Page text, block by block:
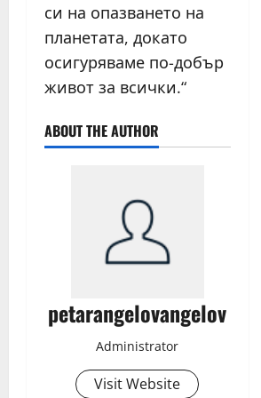
си на опазването на
планетата, докато
осигуряваме по-добър
живот за всички.“
ABOUT THE AUTHOR
petarangelovangelov
Administrator
Visit Website